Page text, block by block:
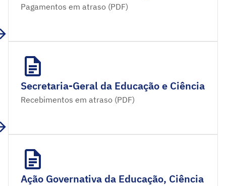
Pagamentos em atraso (PDF)
Secretaria-Geral da Educação e Ciência
Recebimentos em atraso (PDF)
Ação Governativa da Educação, Ciência